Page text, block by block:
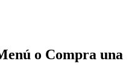
o Compra una